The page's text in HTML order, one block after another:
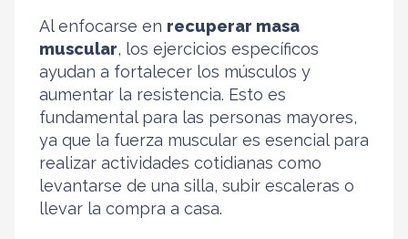
Al enfocarse en recuperar masa
muscular, los ejercicios específicos
ayudan a fortalecer los músculos y
aumentar la resistencia. Esto es
fundamental para las personas mayores,
ya que la fuerza muscular es esencial para
realizar actividades cotidianas como
levantarse de una silla, subir escaleras o
llevar la compra a casa.